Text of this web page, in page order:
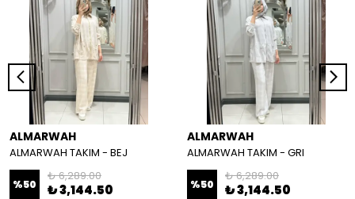
ALMARWAH
ALMARWAH TAKIM - BEJ
%50
₺ 6,289.00
₺ 3,144.50
ALMARWAH
ALMARWAH TAKIM - GRI
%50
₺ 6,289.00
₺ 3,144.50